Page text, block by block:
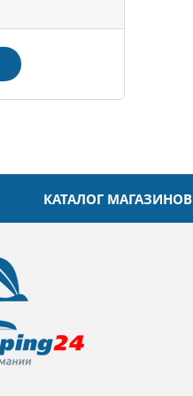
КАТАЛОГ МАГАЗИНОВ